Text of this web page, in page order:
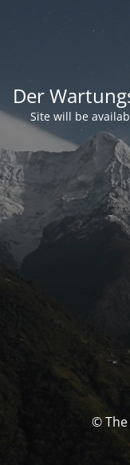
Der
Site will be
© The